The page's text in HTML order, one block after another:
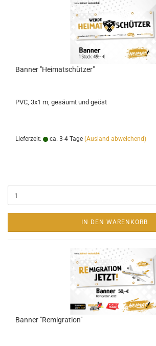
Banner "Heimatschützer"
PVC, 3x1 m, gesäumt und geöst
Lieferzeit: ca. 3-4 Tage (Ausland abweichend)
IN DEN WARENKORB
Banner "Remigration"